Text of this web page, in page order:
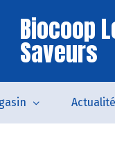
Biocoop
Saveurs